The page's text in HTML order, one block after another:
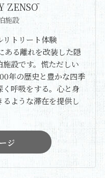
ZENSŌ
施設
リトリート体験
ある離れを改装した隠
設です。慌ただしい
年の歴史と豊かな四季
呼吸をする。心と身
ような滞在を提供し
ジ